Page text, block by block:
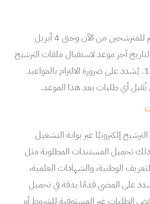
تفتح أبواب التقديم للمترشحين من الآن وحتى 4 أبريل
التاريخ آخر موعد لاستقبال ملفات الترشيح
على الساعة 16:30. يُشدد على ضرورة الالتزام بالمواعيد
أي طلبات بعد هذا الموعد.
إلكترونيًا عبر بوابة التشغيل
تحميل المستندات المطلوبة مثل
الوطنية، والشهادات العلمية،
على المضى قدمًا بدقة في تحميل
الطلبات غير المستوفية للشروط أو